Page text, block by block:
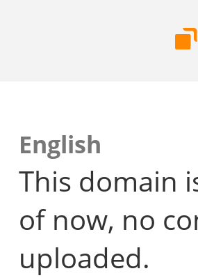
English
This domain
of now, no
uploaded.